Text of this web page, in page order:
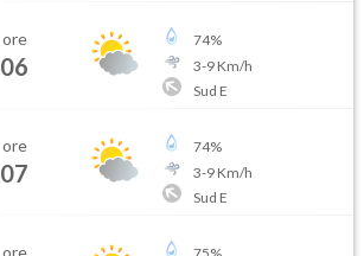
ore
06
74%
3-9Km/h
Sud E
ore
07
74%
3-9Km/h
Sud E